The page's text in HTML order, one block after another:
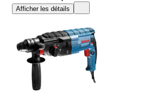
Afficher les détails